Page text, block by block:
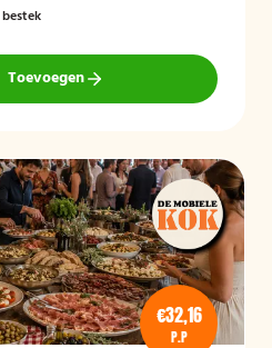
Toevoegen
€32,16
P.P